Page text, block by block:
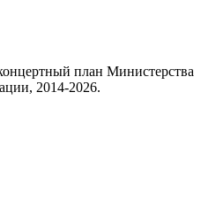
план Министерства
2014-2026.